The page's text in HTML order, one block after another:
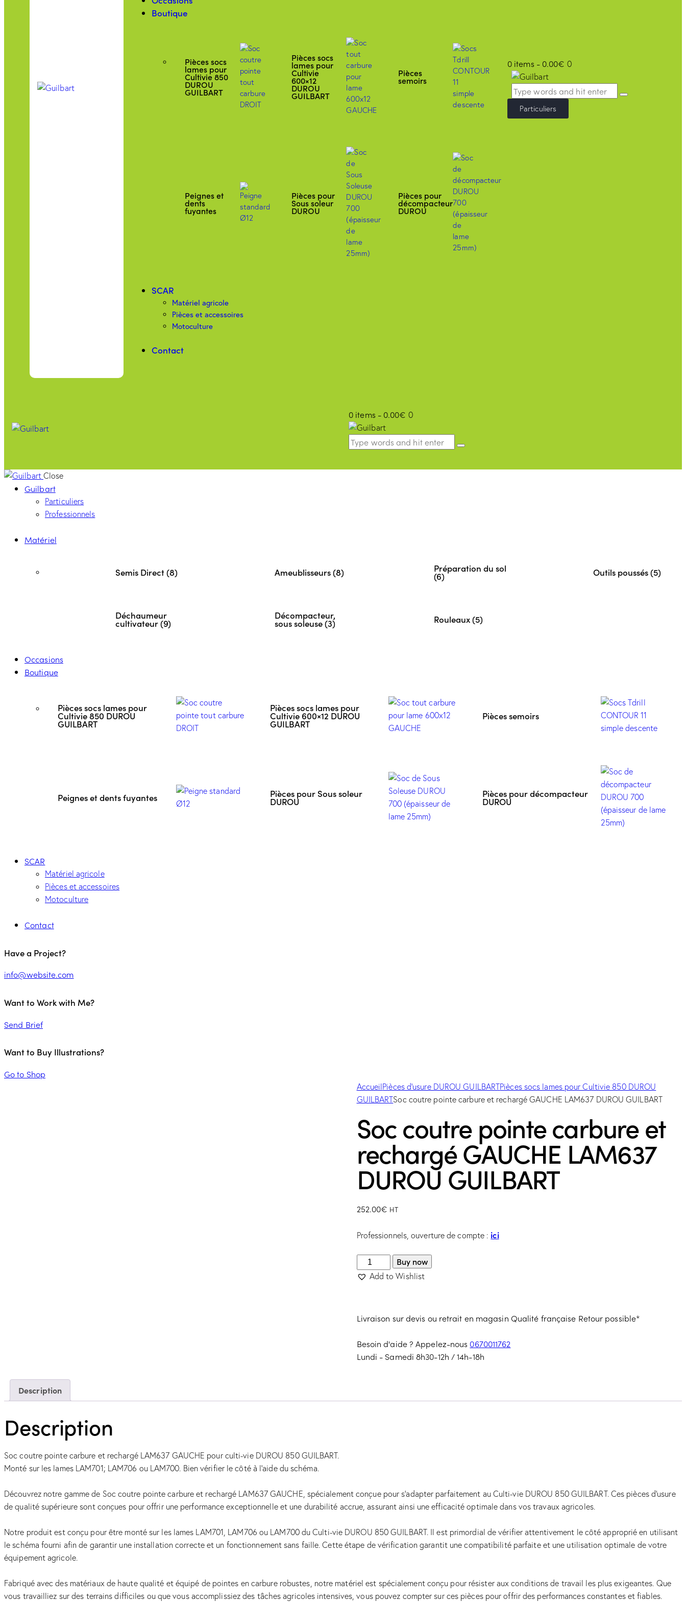
Boutique
Pièces socs
lames pour
Cultivie 850
DUROU
GUILBART
Pièces socs
lames pour
Cultivie
600×12
DUROU
GUILBART
Pièces
semoirs
Peignes et
dents
fuyantes
Pièces pour
Sous soleur
DUROU
Pièces pour
décompacteur
DUROU
SCAR
Matériel agricole
Pièces et accessoires
Motoculture
Contact
0 items - 0.00€ 0
Particuliers
0 items - 0.00€ 0
Close
Guilbart
Particuliers
Professionnels
Matériel
Semis Direct (8) Ameublisseurs (8) Préparation du sol
(6) Outils poussés (5)
Déchaumeur
cultivateur (9)
Décompacteur,
sous soleuse (3) Rouleaux (5)
Occasions
Boutique
Pièces socs lames pour
Cultivie 850 DUROU
GUILBART
Pièces socs lames pour
Cultivie 600×12 DUROU
GUILBART
Pièces semoirs
Peignes et dents fuyantes Pièces pour Sous soleur
DUROU
Pièces pour décompacteur
DUROU
SCAR
Matériel agricole
Pièces et accessoires
Motoculture
Contact
Have a Project?
info@website.com
Want to Work with Me?
Send Brief
Want to Buy Illustrations?
Go to Shop
AccueilPièces d'usure DUROU GUILBARTPièces socs lames pour Cultivie 850 DUROU
GUILBARTSoc coutre pointe carbure et rechargé GAUCHE LAM637 DUROU GUILBART
Soc coutre pointe carbure et
rechargé GAUCHE LAM637
DUROU GUILBART
252.00€ HT
Professionnels, ouverture de compte : ici
Buy now
Add to Wishlist
Livraison sur devis ou retrait en magasin Qualité française Retour possible*
Besoin d'aide ? Appelez-nous 0670011762
Lundi - Samedi 8h30-12h / 14h-18h
Description
Description
Soc coutre pointe carbure et rechargé LAM637 GAUCHE pour culti-vie DUROU 850 GUILBART.
Monté sur les lames LAM701; LAM706 ou LAM700. Bien vérifier le côté à l’aide du schéma.
Découvrez notre gamme de Soc coutre pointe carbure et rechargé LAM637 GAUCHE, spécialement conçue pour s’adapter parfaitement au Culti-vie DUROU 850 GUILBART. Ces pièces d’usure
de qualité supérieure sont conçues pour offrir une performance exceptionnelle et une durabilité accrue, assurant ainsi une efficacité optimale dans vos travaux agricoles.
Notre produit est conçu pour être monté sur les lames LAM701, LAM706 ou LAM700 du Culti-vie DUROU 850 GUILBART. Il est primordial de vérifier attentivement le côté approprié en utilisant
le schéma fourni afin de garantir une installation correcte et un fonctionnement sans faille. Cette étape de vérification garantit une compatibilité parfaite et une utilisation optimale de votre
équipement agricole.
Fabriqué avec des matériaux de haute qualité et équipé de pointes en carbure robustes, notre matériel est spécialement conçu pour résister aux conditions de travail les plus exigeantes. Que
vous travailliez sur des terrains difficiles ou que vous accomplissiez des tâches agricoles intensives, vous pouvez compter sur ces pièces pour offrir des performances constantes et fiables.